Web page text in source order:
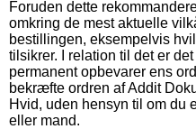
Foruden dette
omkring de mest aktuelle
bestillingen, eksempelvis
tilsikrer. I relation til det er
permanent opbevarer ens
bekræfte ordren af Addit
Hvid, uden hensyn til om du
eller mand.